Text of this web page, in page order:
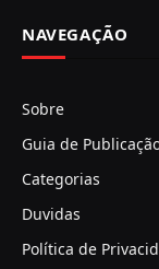
NAVEGAÇÃO
Sobre
Guia de
Categorias
Duvidas
Política de